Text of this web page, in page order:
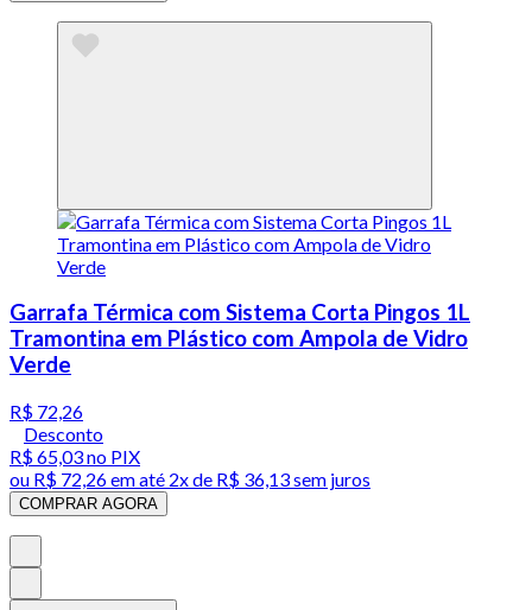
Garrafa Térmica com Sistema Corta Pingos 1L
Tramontina em Plástico com Ampola de Vidro
Verde
R$ 72,26
Desconto
R$ 65,03no PIX
ou R$ 72,26em até 2x de R$ 36,13 sem juros
COMPRAR AGORA